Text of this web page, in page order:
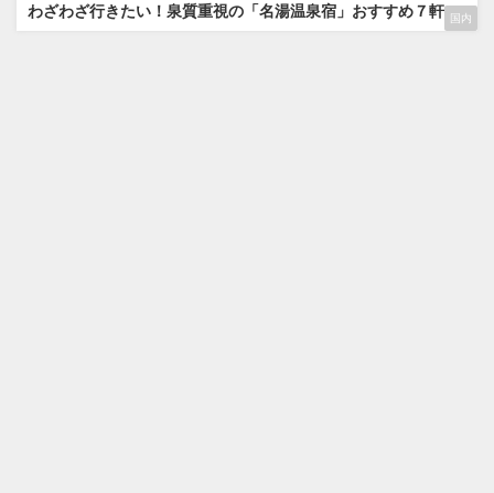
国内
わざわざ行きたい！泉質重視の「名湯温泉宿」おすすめ７軒